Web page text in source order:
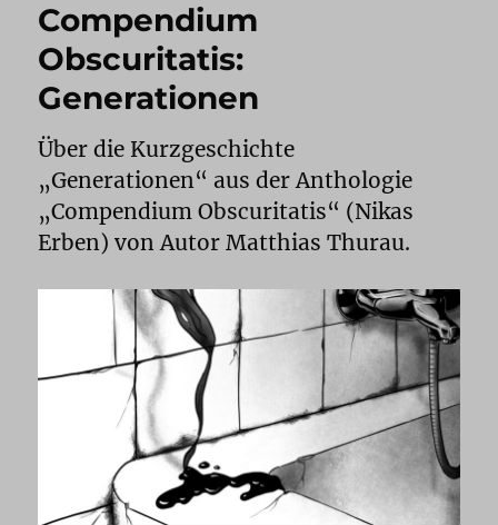
Compendium
Obscuritatis:
Generationen
Über die Kurzgeschichte
„Generationen“ aus der Anthologie
„Compendium Obscuritatis“ (Nikas
Erben) von Autor Matthias Thurau.